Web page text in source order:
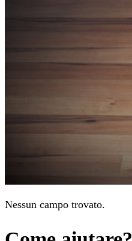
Nessun campo trovato.